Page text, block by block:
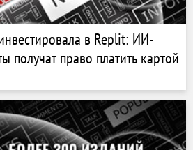
в Replit: ИИ-
получат право платить картой